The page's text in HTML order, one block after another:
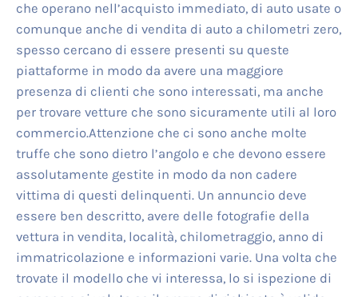
che operano nell’acquisto immediato, di auto usate o
comunque anche di vendita di auto a chilometri zero,
spesso cercano di essere presenti su queste
piattaforme in modo da avere una maggiore
presenza di clienti che sono interessati, ma anche
per trovare vetture che sono sicuramente utili al loro
commercio.Attenzione che ci sono anche molte
truffe che sono dietro l’angolo e che devono essere
assolutamente gestite in modo da non cadere
vittima di questi delinquenti. Un annuncio deve
essere ben descritto, avere delle fotografie della
vettura in vendita, località, chilometraggio, anno di
immatricolazione e informazioni varie. Una volta che
trovate il modello che vi interessa, lo si ispezione di